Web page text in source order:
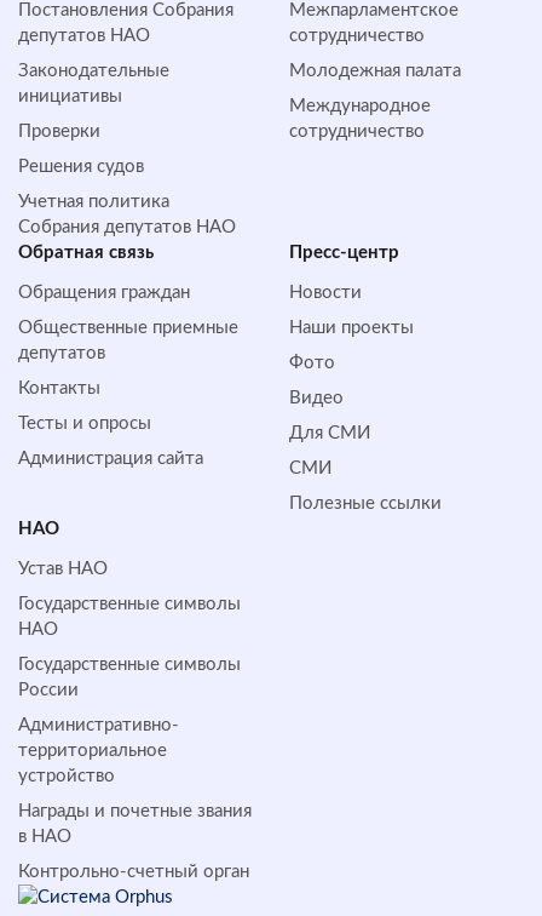
Постановления Собрания
депутатов НАО
Законодательные
инициативы
Проверки
Решения судов
Учетная политика
Собрания депутатов НАО
Межпарламентское
сотрудничество
Молодежная палата
Международное
сотрудничество
Обратная cвязь
Обращения граждан
Общественные приемные
депутатов
Контакты
Тесты и опросы
Администрация сайта
Пресс-центр
Новости
Наши проекты
Фото
Видео
Для СМИ
СМИ
Полезные ссылки
НАО
Устав НАО
Государственные символы
НАО
Государственные символы
России
Административно-
территориальное
устройство
Награды и почетные звания
в НАО
Контрольно-счетный орган